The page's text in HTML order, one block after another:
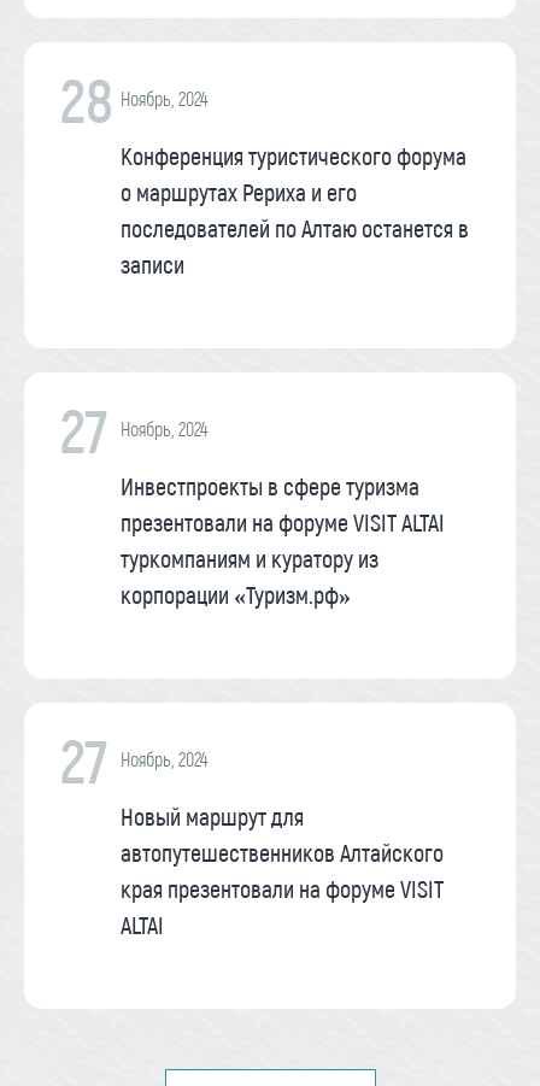
28 Ноябрь, 2024
Конференция туристического форума
о маршрутах Рериха и его
последователей по Алтаю останется в
записи
27 Ноябрь, 2024
Инвестпроекты в сфере туризма
презентовали на форуме VISIT ALTAI
туркомпаниям и куратору из
корпорации «Туризм.рф»
27 Ноябрь, 2024
Новый маршрут для
автопутешественников Алтайского
края презентовали на форуме VISIT
ALTAI